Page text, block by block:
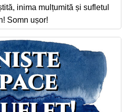
inima mulțumită și sufletul
Somn ușor!